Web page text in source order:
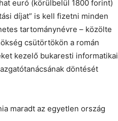
euró (körülbelül 1800 forint)
díjat” is kell fizetni minden
tartománynévre – közölte
csütörtökön a román
kezelő bukaresti informatikai
döntését
maradt az egyetlen ország